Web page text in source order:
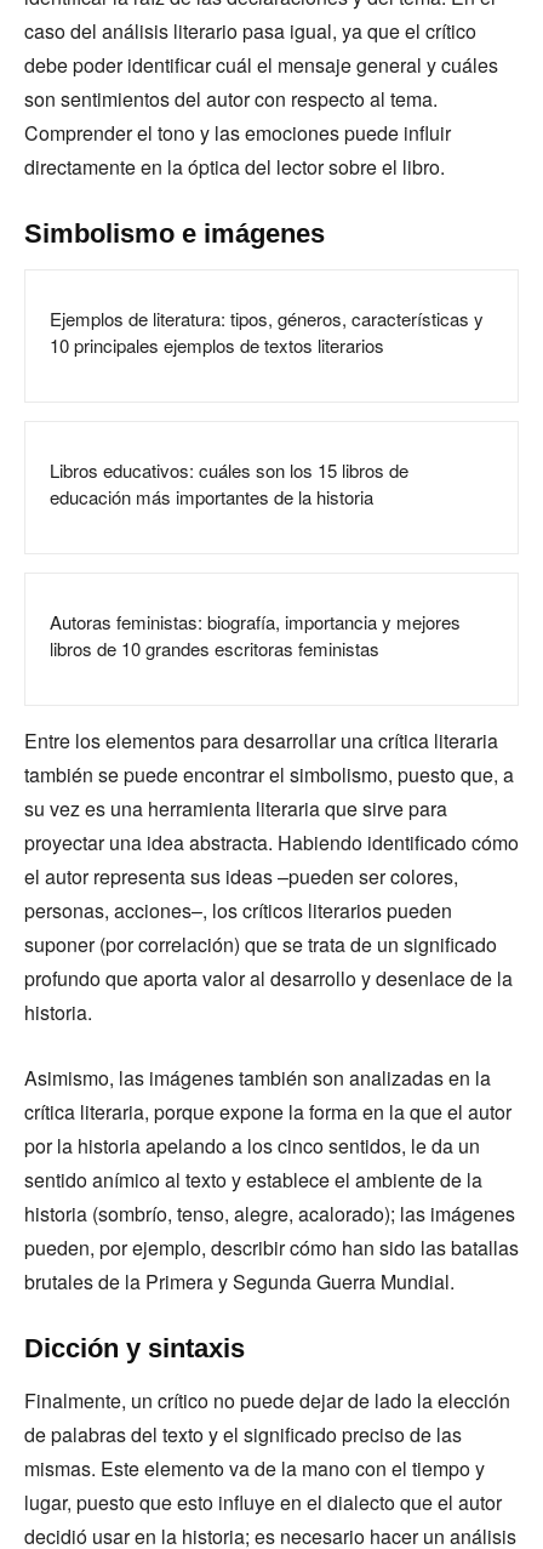
caso del análisis literario pasa igual, ya que el crítico
debe poder identificar cuál el mensaje general y cuáles
son sentimientos del autor con respecto al tema.
Comprender el tono y las emociones puede influir
directamente en la óptica del lector sobre el libro.
Simbolismo e imágenes
Ejemplos de literatura: tipos, géneros, características y
10 principales ejemplos de textos literarios
Libros educativos: cuáles son los 15 libros de
educación más importantes de la historia
Autoras feministas: biografía, importancia y mejores
libros de 10 grandes escritoras feministas
Entre los elementos para desarrollar una crítica literaria
también se puede encontrar el simbolismo, puesto que, a
su vez es una herramienta literaria que sirve para
proyectar una idea abstracta. Habiendo identificado cómo
el autor representa sus ideas –pueden ser colores,
personas, acciones–, los críticos literarios pueden
suponer (por correlación) que se trata de un significado
profundo que aporta valor al desarrollo y desenlace de la
historia.
Asimismo, las imágenes también son analizadas en la
crítica literaria, porque expone la forma en la que el autor
por la historia apelando a los cinco sentidos, le da un
sentido anímico al texto y establece el ambiente de la
historia (sombrío, tenso, alegre, acalorado); las imágenes
pueden, por ejemplo, describir cómo han sido las batallas
brutales de la Primera y Segunda Guerra Mundial.
Dicción y sintaxis
Finalmente, un crítico no puede dejar de lado la elección
de palabras del texto y el significado preciso de las
mismas. Este elemento va de la mano con el tiempo y
lugar, puesto que esto influye en el dialecto que el autor
decidió usar en la historia; es necesario hacer un análisis